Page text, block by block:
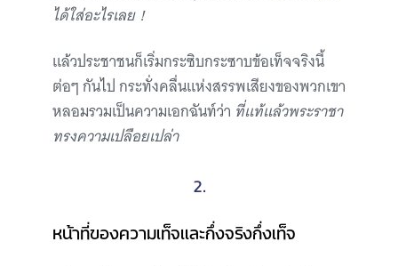
ได้ใส่อะไรเลย！
แล้วประชาชนก็เริ่มกระซิบกระซาบข้อเท็จจริงนี้
ต่อๆ กันไป กระทั่งคลื่นแห่งสรรพเสียงของพวกเขา
หลอมรวมเป็นความเอกฉันท์ว่า ที่แท้แล้วพระราชา
ทรงความเปลือยเปล่า
2.
หน้าที่ของความเท็จและกึ่งจริงกึ่งเท็จ